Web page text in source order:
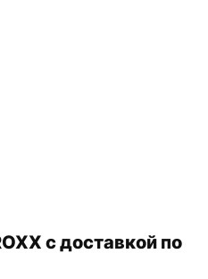
с доставкой по